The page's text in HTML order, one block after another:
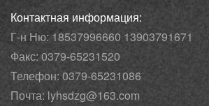
Контактная информация:
Г-н Ню: 18537996660 13903791671
Факс: 0379-65231520
Телефон: 0379-65231086
Почта: lyhsdzg@163.com